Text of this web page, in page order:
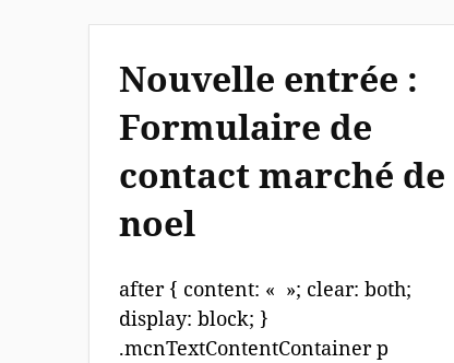
Nouvelle entrée :
Formulaire de
contact marché de
noel
after { content: « »; clear: both;
display: block; }
.mcnTextContentContainer p